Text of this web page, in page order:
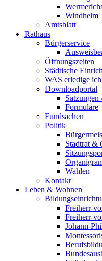
Windheim
Amtsblatt
Rathaus
Bürgerservice
Öffnungszeiten
Städtische
WAS erledige
Downloadportal
Satzungen
Formulare
Fundsachen
Politik
Stadtrat &
Wahlen
Kontakt
Leben & Wohnen
Freiherr-
Freiherr-
Johann-